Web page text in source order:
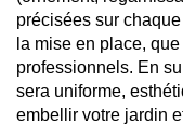
précisées sur
la mise en place,
professionnels. En
sera uniforme,
embellir votre jardin